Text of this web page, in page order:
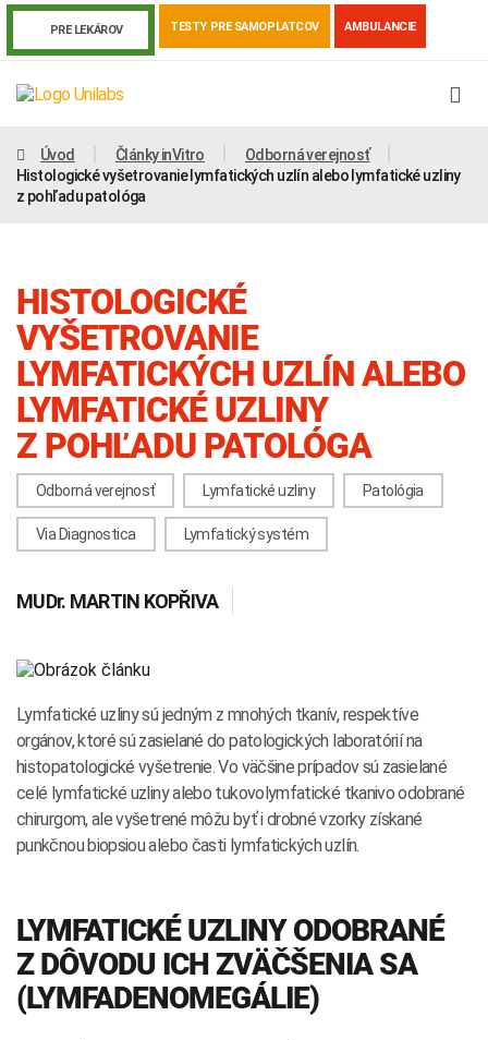
PRE LEKÁROV TESTY PRE SAMOPLATCOV AMBULANCIE
Genetika Covid-19 Žiadanky a tlačivá
Výsledky vyšetrení Kortizol Odberová príručka
INTOLERANCIA POTRAVÍN Lymská borelióza
Human papillomavirus (HPV)
Úvod Články inVitro
Odborná verejnosť
Histologické vyšetrovanie lymfatických uzlín alebo lymfatické uzliny
z pohľadu patológa
HISTOLOGICKÉ
VYŠETROVANIE
LYMFATICKÝCH UZLÍN ALEBO
LYMFATICKÉ UZLINY
Z POHĽADU PATOLÓGA
Odborná verejnosť Lymfatické uzliny Patológia
Via Diagnostica Lymfatický systém
MUDr. MARTIN KOPŘIVA
Lymfatické uzliny sú jedným z mnohých tkanív, respektíve
orgánov, ktoré sú zasielané do patologických laboratórií na
histopatologické vyšetrenie. Vo väčšine prípadov sú zasielané
celé lymfatické uzliny alebo tukovolymfatické tkanivo odobrané
chirurgom, ale vyšetrené môžu byť i drobné vzorky získané
punkčnou biopsiou alebo časti lymfatických uzlín.
LYMFATICKÉ UZLINY ODOBRANÉ
Z DÔVODU ICH ZVÄČŠENIA SA
(LYMFADENOMEGÁLIE)